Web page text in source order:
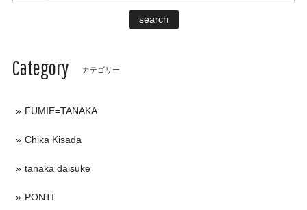
search
Category カテゴリー
FUMIE=TANAKA
Chika Kisada
tanaka daisuke
PONTI